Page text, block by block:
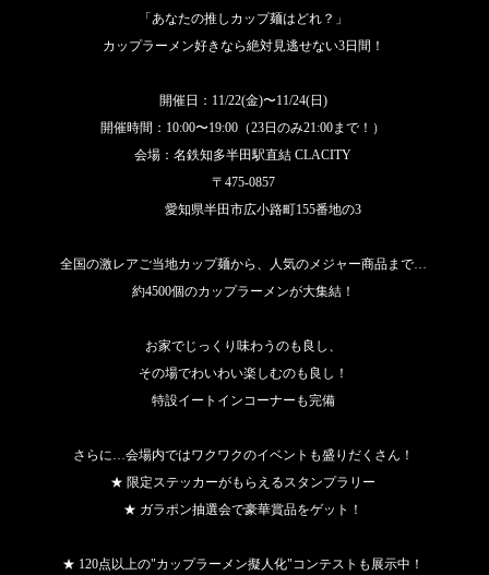
「あなたの推しカップ麺はどれ？」
カップラーメン好きなら絶対見逃せない3日間！
開催日：11/22(金)〜11/24(日)
開催時間：10:00〜19:00（23日のみ21:00まで！）
会場：名鉄知多半田駅直結 CLACITY
〒475-0857
愛知県半田市広小路町155番地の3
全国の激レアご当地カップ麺から、人気のメジャー商品まで…
約4500個のカップラーメンが大集結！
お家でじっくり味わうのも良し、
その場でわいわい楽しむのも良し！
特設イートインコーナーも完備
さらに…会場内ではワクワクのイベントも盛りだくさん！
★ 限定ステッカーがもらえるスタンプラリー
★ ガラポン抽選会で豪華賞品をゲット！
★ 120点以上の"カップラーメン擬人化"コンテストも展示中！